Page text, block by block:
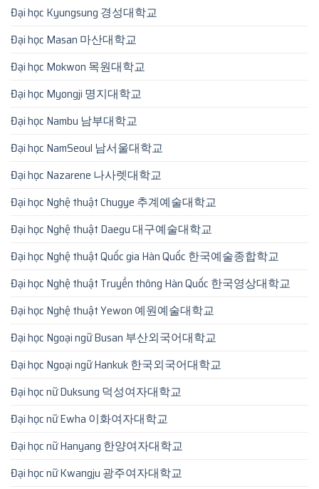
Đại học Kyungsung 경성대학교
Đại học Masan 마산대학교
Đại học Mokwon 목원대학교
Đại học Myongji 명지대학교
Đại học Nambu 남부대학교
Đại học NamSeoul 남서울대학교
Đại học Nazarene 나사렛대학교
Đại học Nghệ thuật Chugye 추계예술대학교
Đại học Nghệ thuật Daegu 대구예술대학교
Đại học Nghệ thuật Quốc gia Hàn Quốc 한국예술종합학교
Đại học Nghệ thuật Truyền thông Hàn Quốc 한국영상대학교
Đại học Nghệ thuật Yewon 예원예술대학교
Đại học Ngoại ngữ Busan 부산외국어대학교
Đại học Ngoại ngữ Hankuk 한국외국어대학교
Đại học nữ Duksung 덕성여자대학교
Đại học nữ Ewha 이화여자대학교
Đại học nữ Hanyang 한양여자대학교
Đại học nữ Kwangju 광주여자대학교